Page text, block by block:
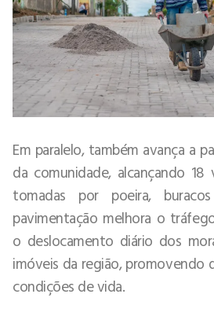
Em paralelo, também avança a
da comunidade, alcançando
tomadas por poeira,
pavimentação melhora o
o deslocamento diário dos
imóveis da região, promovendo
condições de vida.